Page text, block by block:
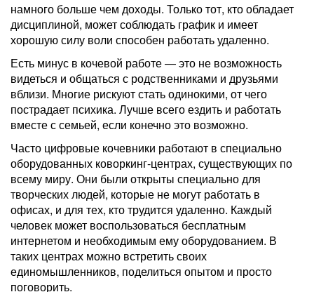
намного больше чем доходы. Только тот, кто обладает
дисциплиной, может соблюдать график и имеет
хорошую силу воли способен работать удаленно.
Есть минус в кочевой работе — это не возможность
видеться и общаться с родственниками и друзьями
вблизи. Многие рискуют стать одинокими, от чего
пострадает психика. Лучше всего ездить и работать
вместе с семьей, если конечно это возможно.
Часто цифровые кочевники работают в специально
оборудованных коворкинг-центрах, существующих по
всему миру. Они были открыты специально для
творческих людей, которые не могут работать в
офисах, и для тех, кто трудится удаленно. Каждый
человек может воспользоваться бесплатным
интернетом и необходимым ему оборудованием. В
таких центрах можно встретить своих
единомышленников, поделиться опытом и просто
поговорить.